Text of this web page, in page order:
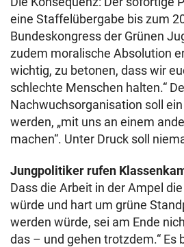
eine Staffelübergabe bis zum
Bundeskongress der Grünen
zudem moralische Absolution
wichtig, zu betonen, dass wir
schlechte Menschen halten.“
Nachwuchsorganisation soll
werden, „mit uns an einem
machen“. Unter Druck soll
Jungpolitiker rufen
Dass die Arbeit in der Ampel
würde und hart um grüne
werden würde, sei am Ende
das – und gehen trotzdem.“ Es